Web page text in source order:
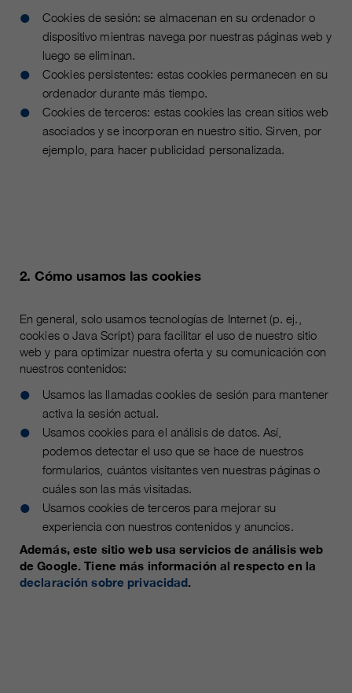
Cookies de sesión: se almacenan en su ordenador o
dispositivo mientras navega por nuestras páginas web y
luego se eliminan.
Cookies persistentes: estas cookies permanecen en su
ordenador durante más tiempo.
Cookies de terceros: estas cookies las crean sitios web
asociados y se incorporan en nuestro sitio. Sirven, por
ejemplo, para hacer publicidad personalizada.
2. Cómo usamos las cookies
En general, solo usamos tecnologías de Internet (p. ej.,
cookies o Java Script) para facilitar el uso de nuestro sitio
web y para optimizar nuestra oferta y su comunicación con
nuestros contenidos:
Usamos las llamadas cookies de sesión para mantener
activa la sesión actual.
Usamos cookies para el análisis de datos. Así,
podemos detectar el uso que se hace de nuestros
formularios, cuántos visitantes ven nuestras páginas o
cuáles son las más visitadas.
Usamos cookies de terceros para mejorar su
experiencia con nuestros contenidos y anuncios.
Además, este sitio web usa servicios de análisis web
de Google. Tiene más información al respecto en la
declaración sobre privacidad.
Usado para proteger contra el
spam causado por los spam-bots.
Name cookie_optin
duración 30 días
__utmc, __utmd, __utmz
proveedor Google Analytics
duración
Mehrere - variieren zwischen 2
Jahren und 6 Monaten oder noch
kürzer.
Estas cookies son utilizadas por
https:/policies.google.com/
sitios web. Esta información
también se transmite a nuestros
clientes/ socios.